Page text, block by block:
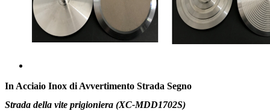
In Acciaio Inox di Avvertimento Strada Segno
Strada della vite prigioniera (XC-MDD1702S)